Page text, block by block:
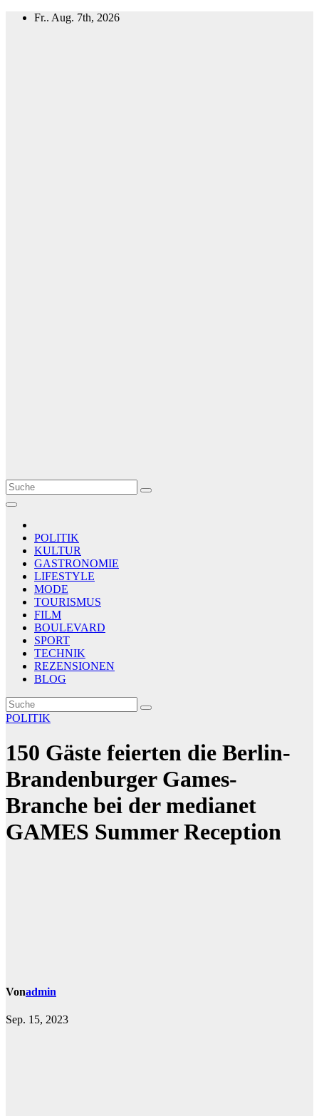
Zum
Fr.. Aug. 7th, 2026
Le Matin
AGENCE DE PRESSE
POLITIK
KULTUR
GASTRONOMIE
LIFESTYLE
MODE
TOURISMUS
FILM
BOULEVARD
SPORT
TECHNIK
REZENSIONEN
BLOG
POLITIK
150 Gäste feierten die Berlin-
Brandenburger Games-
Branche bei der medianet
GAMES Summer Reception
Vonadmin
Sep. 15, 2023